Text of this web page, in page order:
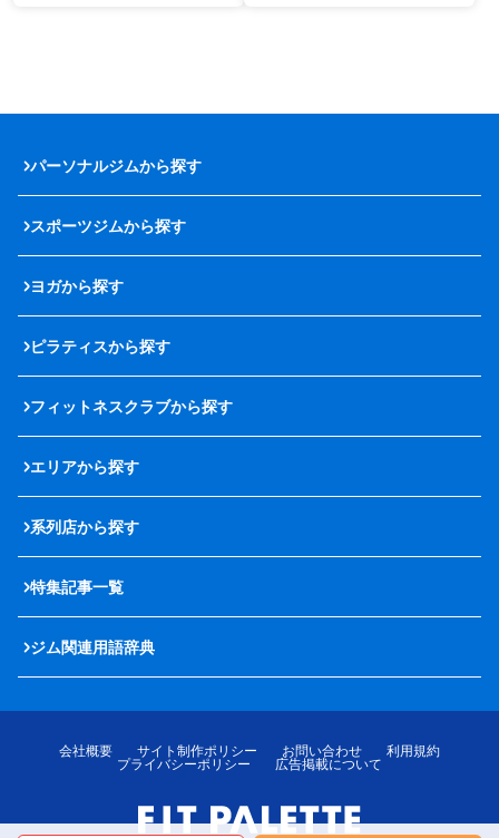
パーソナルジムから探す
スポーツジムから探す
ヨガから探す
ピラティスから探す
フィットネスクラブから探す
エリアから探す
系列店から探す
特集記事一覧
ジム関連用語辞典
会社概要 サイト制作ポリシー お問い合わせ
利用規約
プライバシーポリシー
広告掲載について